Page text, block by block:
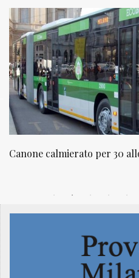
a dipendenti Atm